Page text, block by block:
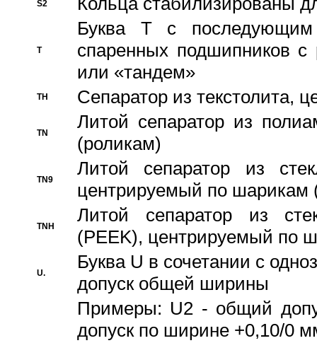
S2
T
Буква T с
спаренных подшипников
или «тандем»
TH Сепаратор из текстолита,
TN
Литой сепаратор из
(роликам)
TN9
Литой сепаратор из
центрируемый по шарикам
TNH
Литой сепаратор из
(PEEK), центрируемый по
U.
Буква U в сочетании с
допуск общей ширины
Примеры: U2 - общий
допуск по ширине +0,10/0